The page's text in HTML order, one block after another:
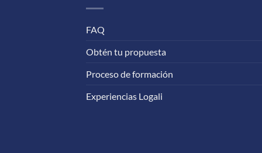
FAQ
Obtén tu propuesta
Proceso de formación
Experiencias Logali